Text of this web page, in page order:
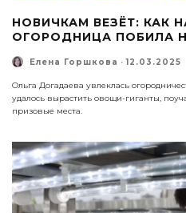
НОВИЧКАМ ВЕЗЁТ: КАК
ОГОРОДНИЦА ПОБИЛА
Елена Горшкова · 12.03.2025
Ольга Догадаева увлеклась
удалось вырастить овощи-гиганты,
призовые места.